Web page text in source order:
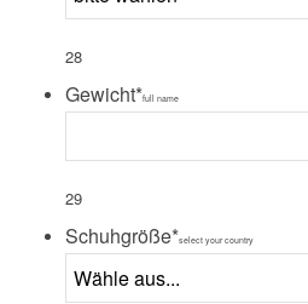
28
Gewicht*full name
29
Schuhgröße*select your country